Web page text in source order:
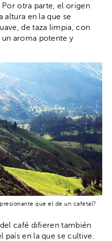
otra parte, el origen
altura en la que se
de taza limpia, con
aroma potente y
que el de un cafetal?
café difieren también
país en la que se cultive.